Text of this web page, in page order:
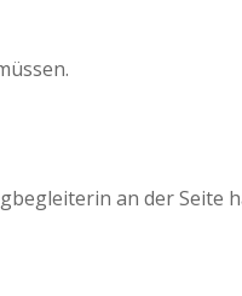
an der Seite